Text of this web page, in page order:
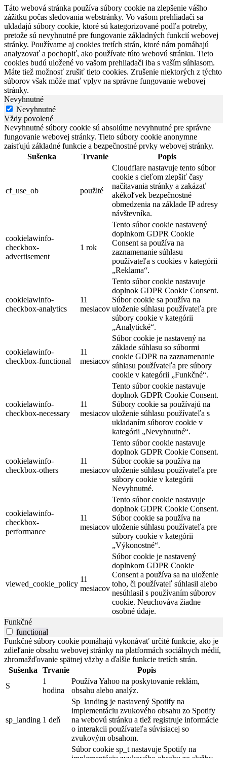
Táto webová stránka používa súbory cookie na zlepšenie vášho
zážitku počas sledovania webstránky. Vo vašom prehliadači sa
ukladajú súbory cookie, ktoré sú kategorizované podľa potreby,
pretože sú nevyhnutné pre fungovanie základných funkcií webovej
stránky. Používame aj cookies tretích strán, ktoré nám pomáhajú
analyzovať a pochopiť, ako používate túto webovú stránku. Tieto
cookies budú uložené vo vašom prehliadači iba s vaším súhlasom.
Máte tiež možnosť zrušiť tieto cookies. Zrušenie niektorých z týchto
súborov však môže mať vplyv na správne fungovanie webovej
stránky.
Nevyhnutné
Nevyhnutné
Vždy povolené
Nevyhnutné súbory cookie sú absolútne nevyhnutné pre správne
fungovanie webovej stránky. Tieto súbory cookie anonymne
zaisťujú základné funkcie a bezpečnostné prvky webovej stránky.
Sušenka
Trvanie Popis
cf_use_ob použité
Cloudflare nastavuje tento súbor
cookie s cieľom zlepšiť časy
načítavania stránky a zakázať
akékoľvek bezpečnostné
obmedzenia na základe IP adresy
návštevníka.
cookielawinfo-
checkbox-
advertisement
1 rok
Tento súbor cookie nastavený
doplnkom GDPR Cookie
Consent sa používa na
zaznamenanie súhlasu
používateľa s cookies v kategórii
„Reklama“.
cookielawinfo-
checkbox-analytics
11
mesiacov
Tento súbor cookie nastavuje
doplnok GDPR Cookie Consent.
Súbor cookie sa používa na
uloženie súhlasu používateľa pre
súbory cookie v kategórii
„Analytické“.
cookielawinfo-
checkbox-functional
11
mesiacov
Súbor cookie je nastavený na
základe súhlasu so súbormi
cookie GDPR na zaznamenanie
súhlasu používateľa pre súbory
cookie v kategórii „Funkčné“.
cookielawinfo-
checkbox-necessary
11
mesiacov
Tento súbor cookie nastavuje
doplnok GDPR Cookie Consent.
Súbory cookie sa používajú na
uloženie súhlasu používateľa s
ukladaním súborov cookie v
kategórii „Nevyhnutné“.
cookielawinfo-
checkbox-others
11
mesiacov
Tento súbor cookie nastavuje
doplnok GDPR Cookie Consent.
Súbor cookie sa používa na
uloženie súhlasu používateľa pre
súbory cookie v kategórii
Nevyhnutné.
cookielawinfo-
checkbox-
performance
11
mesiacov
Tento súbor cookie nastavuje
doplnok GDPR Cookie Consent.
Súbor cookie sa používa na
uloženie súhlasu používateľa pre
súbory cookie v kategórii
„Výkonostné“.
viewed_cookie_policy
11
mesiacov
Súbor cookie je nastavený
doplnkom GDPR Cookie
Consent a používa sa na uloženie
toho, či používateľ súhlasil alebo
nesúhlasil s používaním súborov
cookie. Neuchováva žiadne
osobné údaje.
Funkčné
functional
Funkčné súbory cookie pomáhajú vykonávať určité funkcie, ako je
zdieľanie obsahu webovej stránky na platformách sociálnych médií,
zhromažďovanie spätnej väzby a ďalšie funkcie tretích strán.
Sušenka
Trvanie
Popis
S
1
hodina
Používa Yahoo na poskytovanie reklám,
obsahu alebo analýz.
sp_landing 1 deň
Sp_landing je nastavený Spotify na
implementáciu zvukového obsahu zo Spotify
na webovú stránku a tiež registruje informácie
o interakcii používateľa súvisiacej so
zvukovým obsahom.
Súbor cookie sp_t nastavuje Spotify na